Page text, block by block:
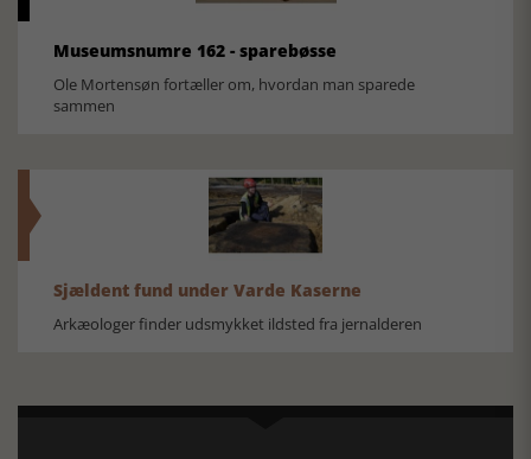
Museumsnumre 162 - sparebøsse
Ole Mortensøn fortæller om, hvordan man sparede
sammen
Sjældent fund under Varde Kaserne
Arkæologer finder udsmykket ildsted fra jernalderen